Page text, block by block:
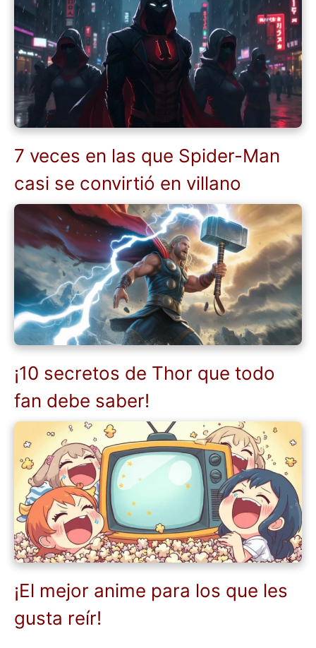
7 veces en las que Spider-Man
casi se convirtió en villano
¡10 secretos de Thor que todo
fan debe saber!
¡El mejor anime para los que les
gusta reír!